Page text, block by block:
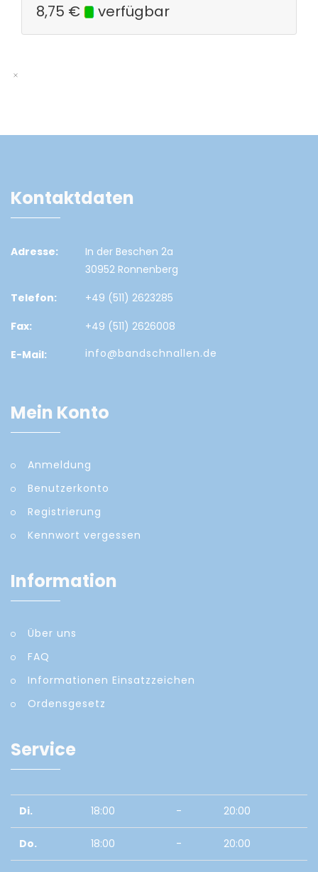
8,75 € verfügbar
Kontaktdaten
Adresse:
In der Beschen 2a
30952 Ronnenberg
Telefon:
+49 (511) 2623285
Fax:
+49 (511) 2626008
E-Mail:
info@bandschnallen.de
Mein Konto
Anmeldung
Benutzerkonto
Registrierung
Kennwort vergessen
Information
Über uns
FAQ
Informationen Einsatzzeichen
Ordensgesetz
Service
Di. 18:00 - 20:00
Do. 18:00 - 20:00